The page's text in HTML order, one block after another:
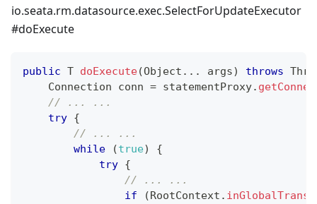
io.seata.rm.datasource.exec.SelectForUpdateExecutor
#doExecute
public T doExecute(Object . . . args) throws
Connection conn = statementProxy.
// ... ...
try {
// ... ...
while
(true)
{
try {
// ... ...
if
( RootContext .